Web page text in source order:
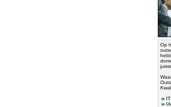
Op